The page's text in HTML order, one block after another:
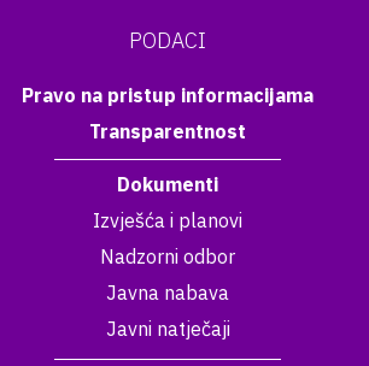
PODACI
Pravo na pristup informacijama
Transparentnost
Dokumenti
Izvješća i planovi
Nadzorni odbor
Javna nabava
Javni natječaji